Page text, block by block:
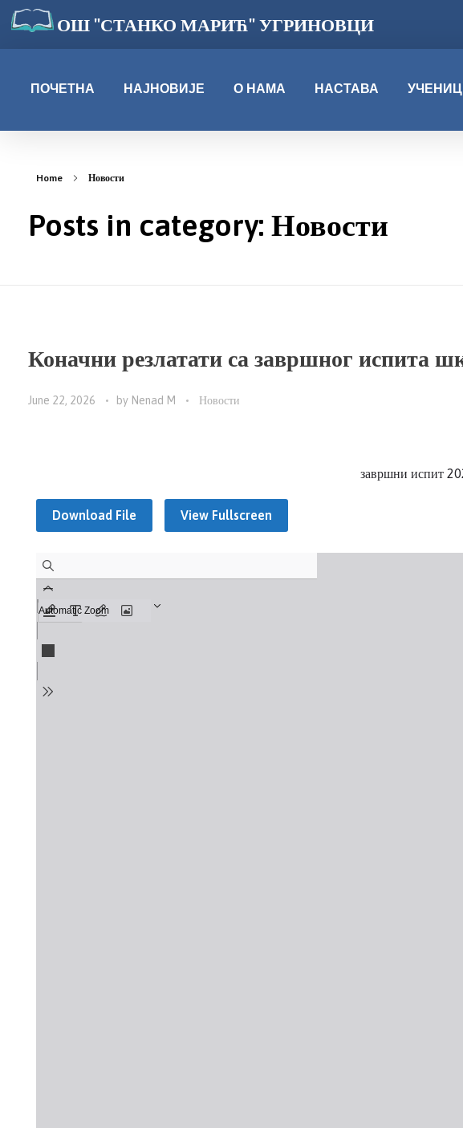
ОШ "СТАНКО МАРИЋ" УГРИНОВЦИ
ПОЧЕТНА НАЈНОВИЈЕ О НАМА НАСТАВА
Home Новости
Posts in category: Новости
Коначни резлатати са завршног испита
June 22, 2026 by Nenad M Новости
завршни испит
Download File View Fullscreen